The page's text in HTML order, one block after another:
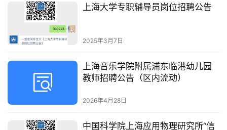
上海大学专职辅导员岗位招聘公告
2025年3月7日
上海音乐学院附属浦东临港幼儿园
教师招聘公告（区内流动）
2026年4月28日
中国科学院上海应用物理研究所“信